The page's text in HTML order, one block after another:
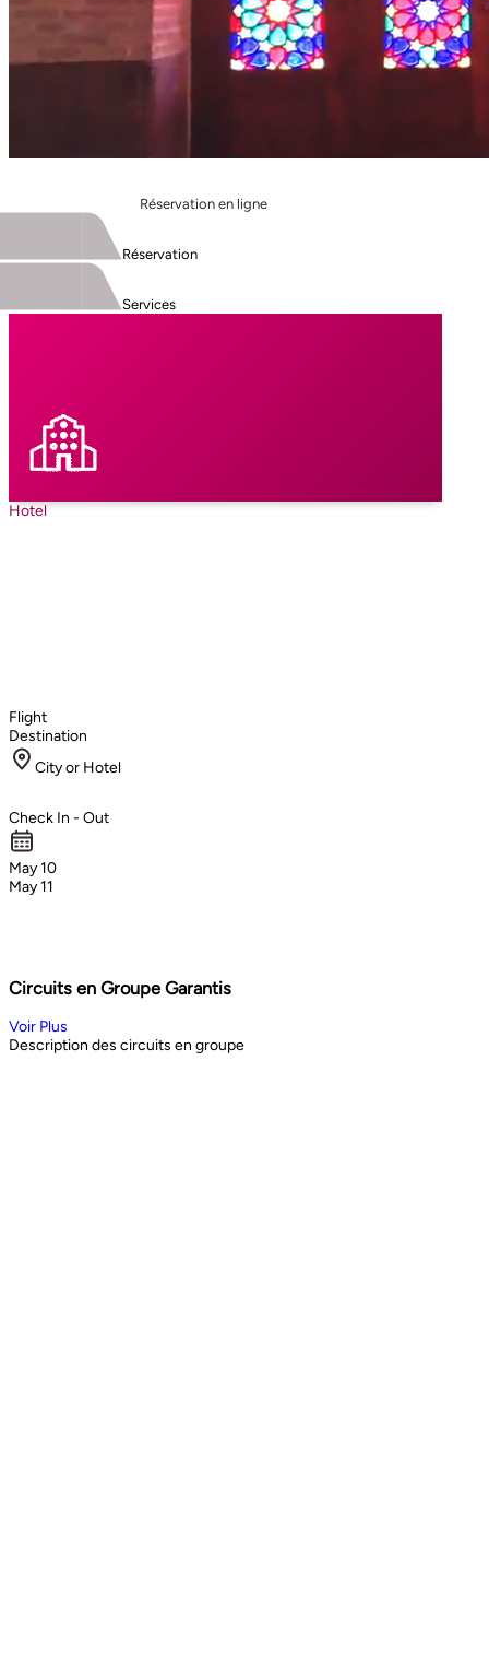
Réservation en ligne
Réservation
Services
Hotel
Flight
Destination
City or Hotel
Check In - Out
May 10
May 11
Circuits en Groupe Garantis
Voir Plus
Description des circuits en groupe